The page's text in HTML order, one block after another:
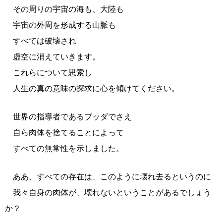
その周りの宇宙の海も、大陸も
宇宙の外周を形成する山脈も
すべては破壊され
虚空に消えていきます。
これらについて思索し
人生の真の意味の探求に心を傾けてください。
世界の指導者であるブッダでさえ
自ら肉体を捨てることによって
すべての無常性を示しました。
ああ、すべての存在は、このように壊れ去るというのに
我々自身の肉体が、壊れないということがあるでしょう
か？